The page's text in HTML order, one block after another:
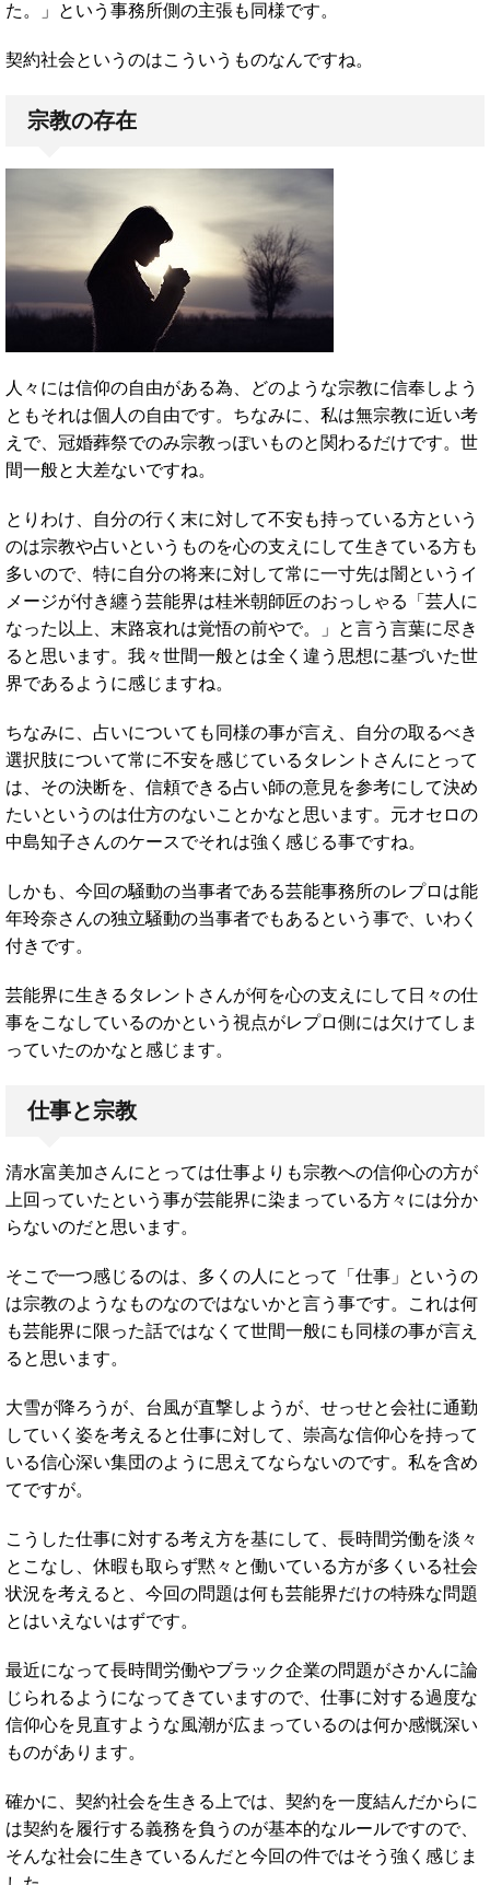
た。」という事務所側の主張も同様です。
契約社会というのはこういうものなんですね。
宗教の存在
人々には信仰の自由がある為、どのような宗教に信奉しよう
ともそれは個人の自由です。ちなみに、私は無宗教に近い考
えで、冠婚葬祭でのみ宗教っぽいものと関わるだけです。世
間一般と大差ないですね。
とりわけ、自分の行く末に対して不安も持っている方という
のは宗教や占いというものを心の支えにして生きている方も
多いので、特に自分の将来に対して常に一寸先は闇というイ
メージが付き纏う芸能界は桂米朝師匠のおっしゃる「芸人に
なった以上、末路哀れは覚悟の前やで。」と言う言葉に尽き
ると思います。我々世間一般とは全く違う思想に基づいた世
界であるように感じますね。
ちなみに、占いについても同様の事が言え、自分の取るべき
選択肢について常に不安を感じているタレントさんにとって
は、その決断を、信頼できる占い師の意見を参考にして決め
たいというのは仕方のないことかなと思います。元オセロの
中島知子さんのケースでそれは強く感じる事ですね。
しかも、今回の騒動の当事者である芸能事務所のレプロは能
年玲奈さんの独立騒動の当事者でもあるという事で、いわく
付きです。
芸能界に生きるタレントさんが何を心の支えにして日々の仕
事をこなしているのかという視点がレプロ側には欠けてしま
っていたのかなと感じます。
仕事と宗教
清水富美加さんにとっては仕事よりも宗教への信仰心の方が
上回っていたという事が芸能界に染まっている方々には分か
らないのだと思います。
そこで一つ感じるのは、多くの人にとって「仕事」というの
は宗教のようなものなのではないかと言う事です。これは何
も芸能界に限った話ではなくて世間一般にも同様の事が言え
ると思います。
大雪が降ろうが、台風が直撃しようが、せっせと会社に通勤
していく姿を考えると仕事に対して、崇高な信仰心を持って
いる信心深い集団のように思えてならないのです。私を含め
てですが。
こうした仕事に対する考え方を基にして、長時間労働を淡々
とこなし、休暇も取らず黙々と働いている方が多くいる社会
状況を考えると、今回の問題は何も芸能界だけの特殊な問題
とはいえないはずです。
最近になって長時間労働やブラック企業の問題がさかんに論
じられるようになってきていますので、仕事に対する過度な
信仰心を見直すような風潮が広まっているのは何か感慨深い
ものがあります。
確かに、契約社会を生きる上では、契約を一度結んだからに
は契約を履行する義務を負うのが基本的なルールですので、
そんな社会に生きているんだと今回の件ではそう強く感じま